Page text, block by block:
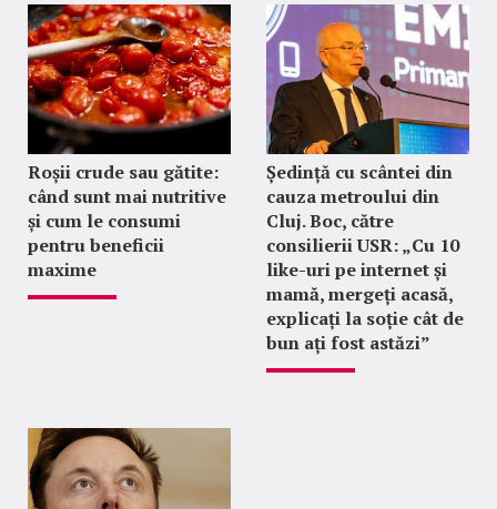
Roșii crude sau gătite:
când sunt mai nutritive
și cum le consumi
pentru beneficii
maxime
Ședință cu scântei din
cauza metroului din
Cluj. Boc, către
consilierii USR: „Cu 10
like-uri pe internet și
mamă, mergeți acasă,
explicați la soție cât de
bun ați fost astăzi”